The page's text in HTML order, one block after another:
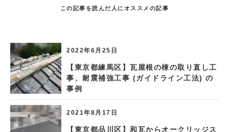
この記事を読んだ人にオススメの記事
2022年6月25日
【東京都練馬区】瓦屋根の棟の取り直し工
事、耐震補強工事 (ガイドライン工法) の
事例
2021年8月17日
【東京都品川区】和瓦からオークリッジス